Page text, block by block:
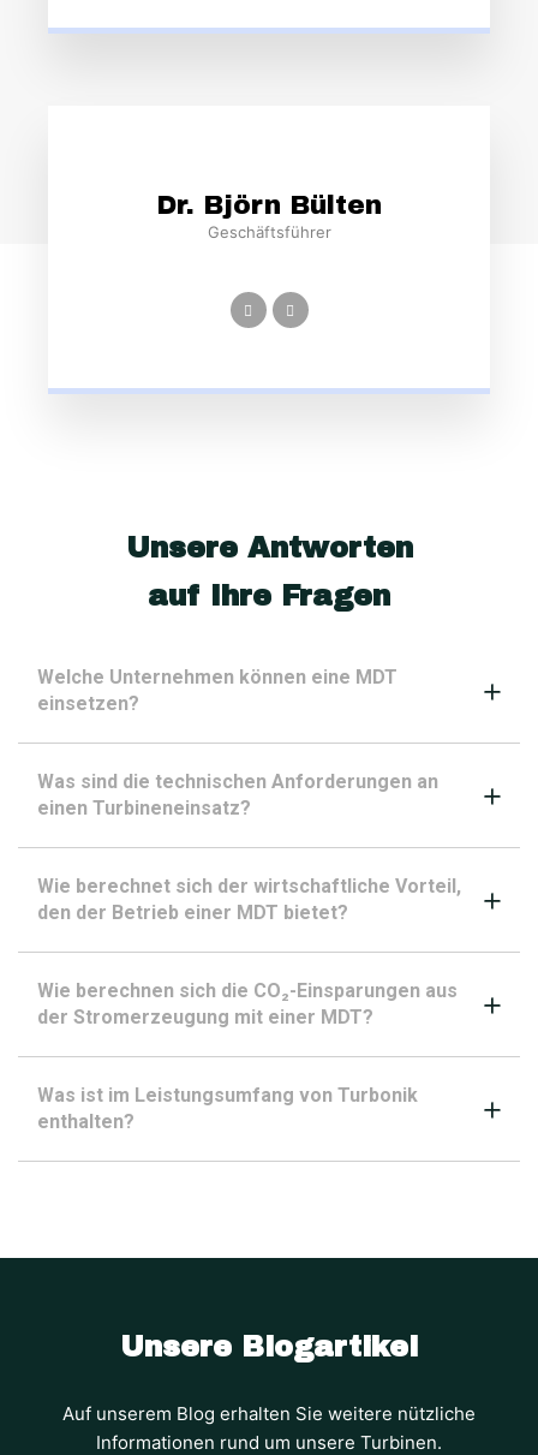
Dr. Björn Bülten
Geschäftsführer
Unsere Antworten
auf Ihre Fragen
Welche Unternehmen können eine MDT
einsetzen?
Was sind die technischen Anforderungen an
einen Turbineneinsatz?
Wie berechnet sich der wirtschaftliche Vorteil,
den der Betrieb einer MDT bietet?
Wie berechnen sich die CO₂-Einsparungen aus
der Stromerzeugung mit einer MDT?
Was ist im Leistungsumfang von Turbonik
enthalten?
Unsere Blogartikel
Auf unserem Blog erhalten Sie weitere nützliche
Informationen rund um unsere Turbinen.